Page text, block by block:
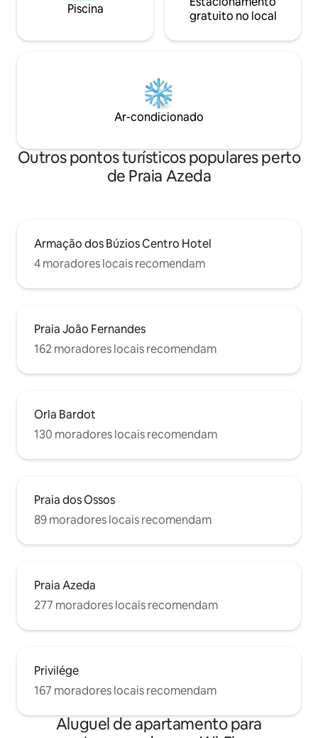
Piscina
gratuito no local
Ar-condicionado
Outros pontos turísticos populares perto
de Praia Azeda
Armação dos Búzios Centro Hotel
4 moradores locais recomendam
Praia João Fernandes
162 moradores locais recomendam
Orla Bardot
130 moradores locais recomendam
Praia dos Ossos
89 moradores locais recomendam
Praia Azeda
277 moradores locais recomendam
Privilége
167 moradores locais recomendam
Aluguel de apartamento para